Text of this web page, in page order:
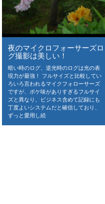
夜のマイクロフォーサーズロ
グ撮影は美しい！
暗い時のログ、逆光時のログは光の表
現力が最強！ フルサイズと比較してい
ろいろ言われるマイクフォローサーズ
ですが、ボケ味がありすぎるフルサイ
ズと異なり、ビジネス含めて記録にも
丁度よいシステムだと確信しており、
ずっと愛用し続